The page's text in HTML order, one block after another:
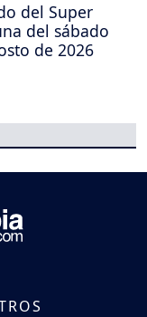
del Super
del sábado
de 2026